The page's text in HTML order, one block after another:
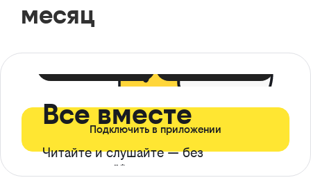
месяц
Все вместе
Читайте и слушайте — без
ограничений*
Подключить в приложении